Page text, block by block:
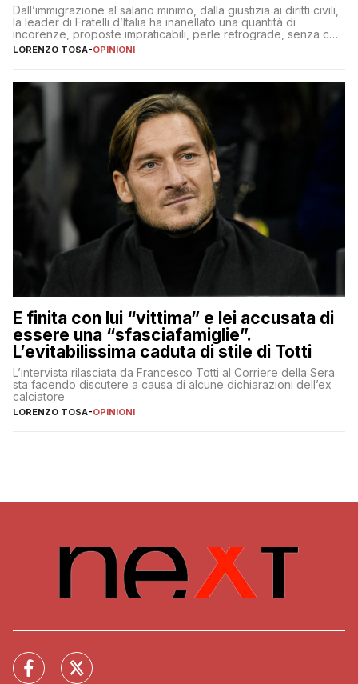
Dall’immigrazione al salario minimo, dalla giustizia ai diritti civili,
la leader di Fratelli d’Italia ha inanellato una quantità di
incorenze, proposte impraticabili, perle retrograde, senza che
nessuno – a destra come a sinistra – glielo abbia fatto notare
LORENZO TOSA-OPINIONI
È finita con lui “vittima” e lei accusata di
essere una “sfasciafamiglie”.
L’evitabilissima caduta di stile di Totti
L’intervista rilasciata da Francesco Totti al Corriere della Sera
sta facendo discutere a causa di alcune dichiarazioni dell’ex
calciatore
LORENZO TOSA-OPINIONI